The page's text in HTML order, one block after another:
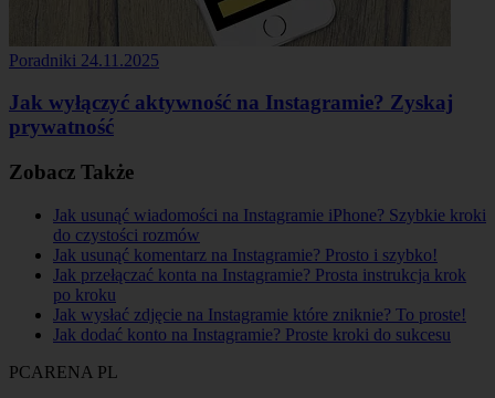
Poradniki 24.11.2025
Jak wyłączyć aktywność na Instagramie? Zyskaj
prywatność
Zobacz Także
Jak usunąć wiadomości na Instagramie iPhone? Szybkie kroki
do czystości rozmów
Jak usunąć komentarz na Instagramie? Prosto i szybko!
Jak przełączać konta na Instagramie? Prosta instrukcja krok
po kroku
Jak wysłać zdjęcie na Instagramie które zniknie? To proste!
Jak dodać konto na Instagramie? Proste kroki do sukcesu
PCARENA PL